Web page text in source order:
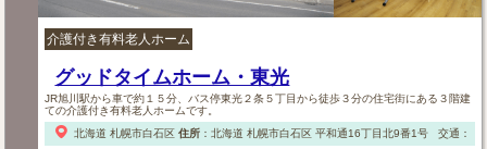
介護付き有料老人ホーム
グッドタイムホーム・東光
JR旭川駅から車で約１５分、バス停東光２条５丁目から徒歩３分の住宅街にある３階建
ての介護付き有料老人ホームです。
北海道 札幌市白石区 住所： 北海道 札幌市白石区平和通16丁目北9番1号 交通：【